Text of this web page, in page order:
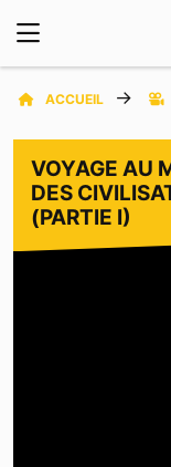
ACCUEIL
VOYAGE AU
DES
(PARTIE I)